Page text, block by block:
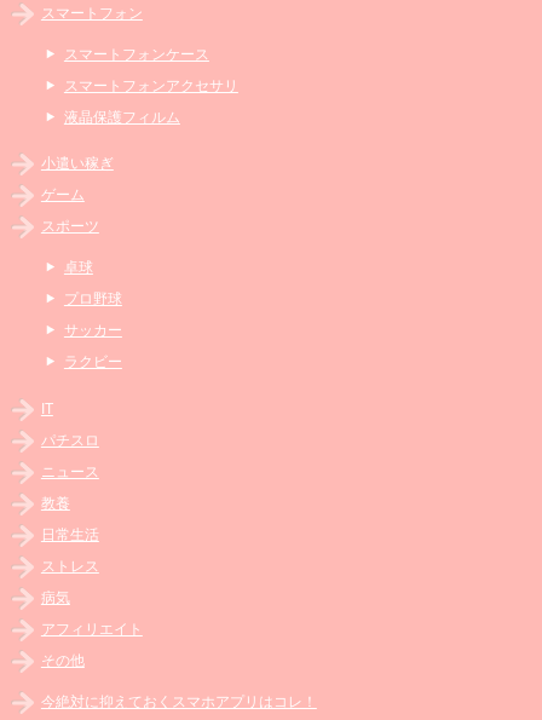
スマートフォン
スマートフォンケース
スマートフォンアクセサリ
液晶保護フィルム
小遣い稼ぎ
ゲーム
スポーツ
卓球
プロ野球
サッカー
ラクビー
IT
パチスロ
ニュース
教養
日常生活
ストレス
病気
アフィリエイト
その他
今絶対に抑えておくスマホアプリはコレ！